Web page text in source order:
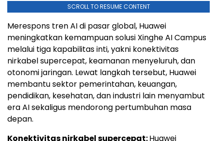
SCROLL TO RESUME CONTENT
Merespons tren AI di pasar global, Huawei
meningkatkan kemampuan solusi Xinghe AI Campus
melalui tiga kapabilitas inti, yakni konektivitas
nirkabel supercepat, keamanan menyeluruh, dan
otonomi jaringan. Lewat langkah tersebut, Huawei
membantu sektor pemerintahan, keuangan,
pendidikan, kesehatan, dan industri lain menyambut
era AI sekaligus mendorong pertumbuhan masa
depan.
Konektivitas nirkabel supercepat:Huawei